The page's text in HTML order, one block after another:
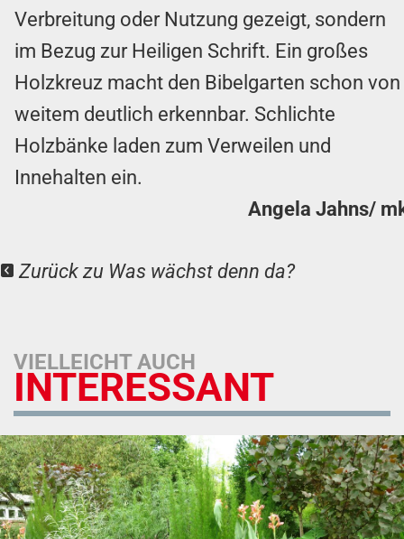
Verbreitung oder Nutzung gezeigt, sondern
im Bezug zur Heiligen Schrift. Ein großes
Holzkreuz macht den Bibelgarten schon von
weitem deutlich erkennbar. Schlichte
Holzbänke laden zum Verweilen und
Innehalten ein.
Angela Jahns/
Zurück zu Was wächst denn da?
VIELLEICHT AUCH
INTERESSANT